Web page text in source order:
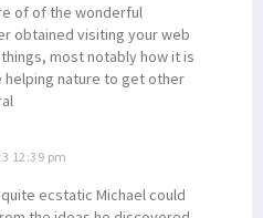
of of the wonderful
obtained visiting your web
most notably how it is
nature to get other
12:39 pm
ecstatic Michael could